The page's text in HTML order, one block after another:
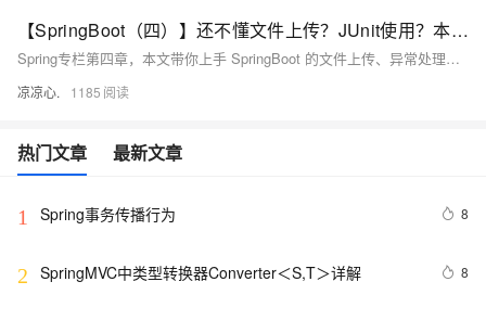
【SpringBoot（四）】还不懂文件上传？JUnit使用？本文带你了解SpringBoot的文件上传、异常处理、组件注入等知识！并且带你领悟JUnit单元测试的使用！
Spring专栏第四章，本文带你上手 SpringBoot 的文件上传、异常处理、组件注入等功能 并且为你演示Junit5的基础上手体验
凉凉心. 1185
热门文章 最新文章
1 Spring事务传播行为 8
2 SpringMVC中类型转换器Converter＜S,T＞详解 8